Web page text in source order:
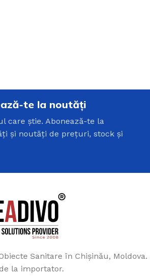
te la noutăți
care știe. Abonează-te la
și noutăți de prețuri, stock și
Sanitare în Chișinău, Moldova.
la importator.